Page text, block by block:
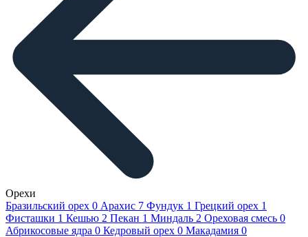
Орехи
Бразильский орех 0 Арахис 7 Фундук 1 Грецкий орех 1
Фисташки 1 Кешью 2 Пекан 1 Миндаль 2 Ореховая смесь 0
Абрикосовые ядра 0 Кедровый орех 0 Макадамия 0